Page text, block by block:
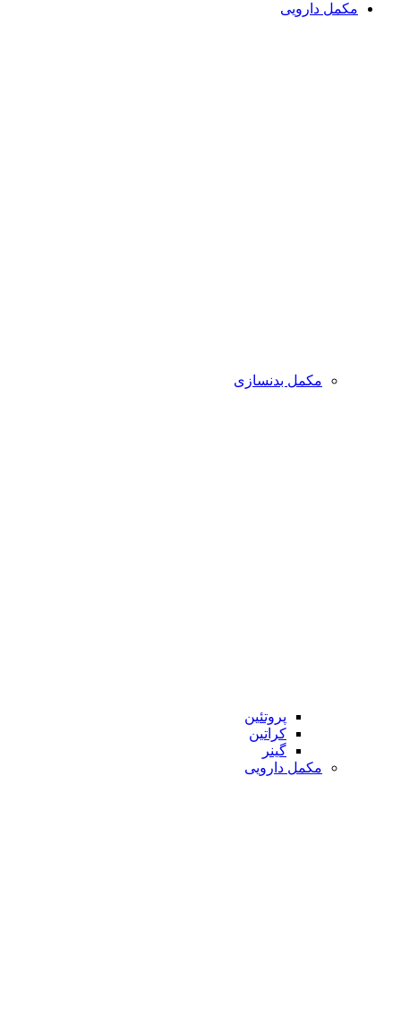
مکمل دارویی
مکمل بدنسازی
پروتئین
کراتین
گینر
مکمل دارویی